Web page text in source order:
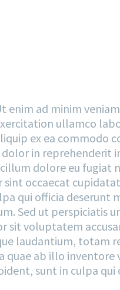
enim ad minim
ullamco
ex ea commodo
dolor in reprehenderit
dolore eu fugiat
sint occaecat
qui officia deserunt
Sed ut perspiciatis
sit voluptatem
laudantium, totam
quae ab illo inventore
sunt in culpa qui